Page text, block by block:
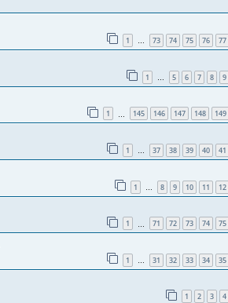
1 … 73 74 75 76 77
1 … 5 6 7 8 9
1 145 146 147 148 149
1 … 37 38 39 40 41
1 8 9 10 11 12
1 71 72 73 74 75
1 … 31 32 33 34 35
1 2 3 4